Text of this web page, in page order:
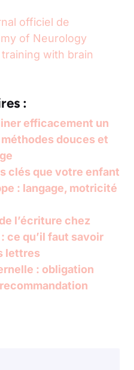
officiel de
of Neurology
with brain
:
efficacement un
douces et
clés que votre enfant
: langage, motricité
l’écriture chez
ce qu’il faut savoir
lettres
: obligation